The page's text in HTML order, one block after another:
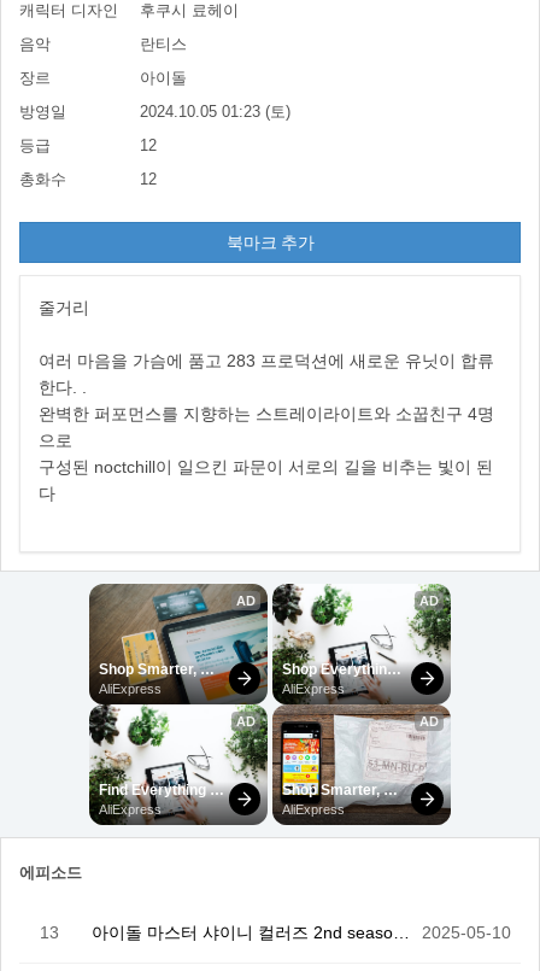
캐릭터 디자인
후쿠시 료헤이
음악
란티스
장르
아이돌
방영일
2024.10.05 01:23 (토)
등급
12
총화수
12
북마크 추가
줄거리
여러 마음을 가슴에 품고 283 프로덕션에 새로운 유닛이 합류
한다. .
완벽한 퍼포먼스를 지향하는 스트레이라이트와 소꿉친구 4명
으로
구성된 noctchill이 일으킨 파문이 서로의 길을 비추는 빛이 된
다
에피소드
13 2025-05-10